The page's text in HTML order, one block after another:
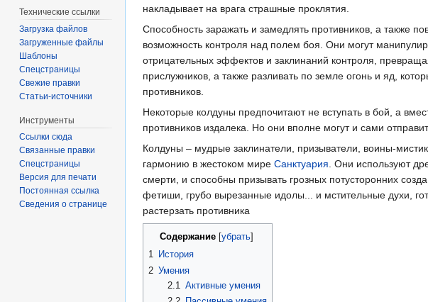
накладывает на врага страшные проклятия.
Способность заражать и замедлять противников, а также
возможность контроля над полем боя. Они могут
отрицательных эффектов и заклинаний контроля,
прислужников, а также разливать по земле огонь и яд,
противников.
Некоторые колдуны предпочитают не вступать в бой, а
противников издалека. Но они вполне могут и сами
Колдуны – мудрые заклинатели, призыватели, воины-
гармонию в жестоком мире Санктуария. Они используют
смерти, и способны призывать грозных потусторонних
фетиши, грубо вырезанные идолы... и мстительные духи,
растерзать противника
Содержание[ убрать]
1 История
2 Умения
2.1
Активные умения
Технические ссылки
Загрузка файлов
Загруженные файлы
Шаблоны
Спецстраницы
Свежие правки
Статьи-источники
Инструменты
Ссылки сюда
Связанные правки
Спецстраницы
Версия для печати
Постоянная ссылка
Сведения о странице